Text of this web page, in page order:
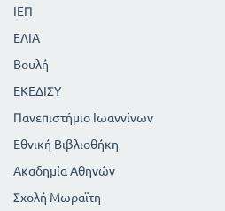
ΙΕΠ
ΕΛΙΑ
Βουλή
ΕΚΕΔΙΣΥ
Πανεπιστήμιο Ιωαννίνων
Εθνική Βιβλιοθήκη
Ακαδημία Αθηνών
Σχολή Μωραϊτη